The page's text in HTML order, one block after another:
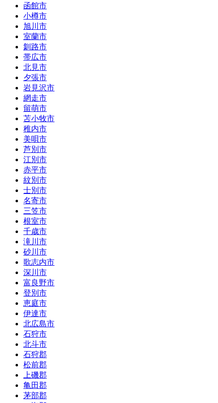
函館市
小樽市
旭川市
室蘭市
釧路市
帯広市
北見市
夕張市
岩見沢市
網走市
留萌市
苫小牧市
稚内市
美唄市
芦別市
江別市
赤平市
紋別市
士別市
名寄市
三笠市
根室市
千歳市
滝川市
砂川市
歌志内市
深川市
富良野市
登別市
恵庭市
伊達市
北広島市
石狩市
北斗市
石狩郡
松前郡
上磯郡
亀田郡
茅部郡